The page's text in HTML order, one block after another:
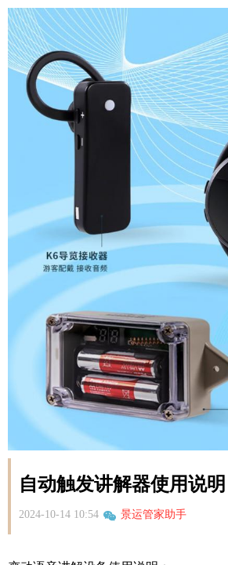
自动触发讲解器使用说明
2024-10-14 10:54 景运管家助手